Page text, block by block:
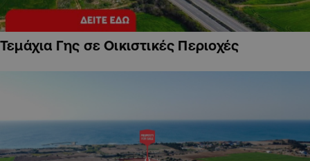
Τεμάχια Γης σε Οικιστικές Περιοχές